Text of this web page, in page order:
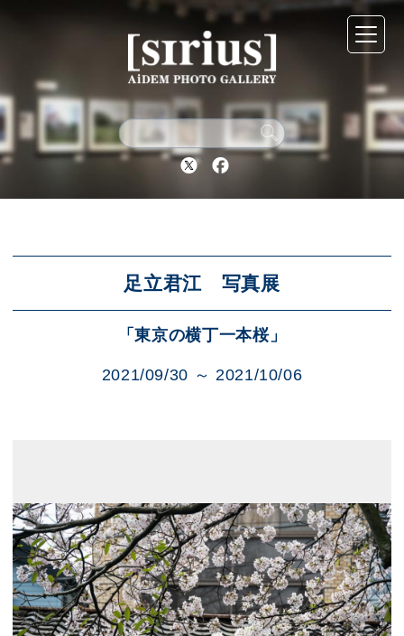
Twitter Facebook
足立君江 写真展
「東京の横丁一本桜」
2021/09/30 ～ 2021/10/06
シリウスについて
展示スケジュール